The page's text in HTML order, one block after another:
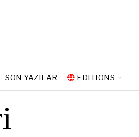
SON YAZILAR EDITIONS